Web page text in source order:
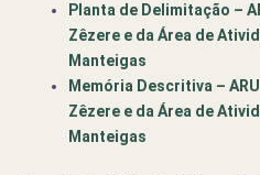
Planta de Delimitação –
Zêzere e da Área de
Manteigas
Memória Descritiva –
Zêzere e da Área de
Manteigas